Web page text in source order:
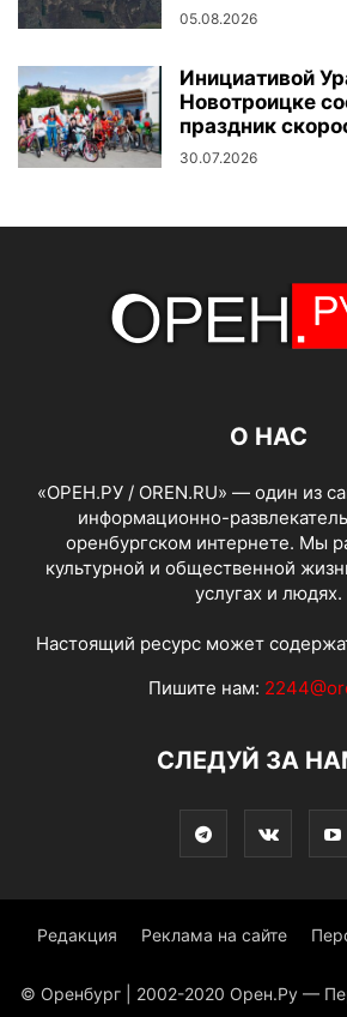
05.08.2026
Инициативой
Новотроицке
праздник
30.07.2026
О НАС
«ОРЕН.РУ / OREN.RU» — один из
информационно-
оренбургском интернете. Мы
культурной и общественной
услугах и людях.
Настоящий ресурс может
Пишите нам:
СЛЕДУЙ ЗА
Редакция Реклама на сайте
© Оренбург | 2002-2020 Орен.Ру —